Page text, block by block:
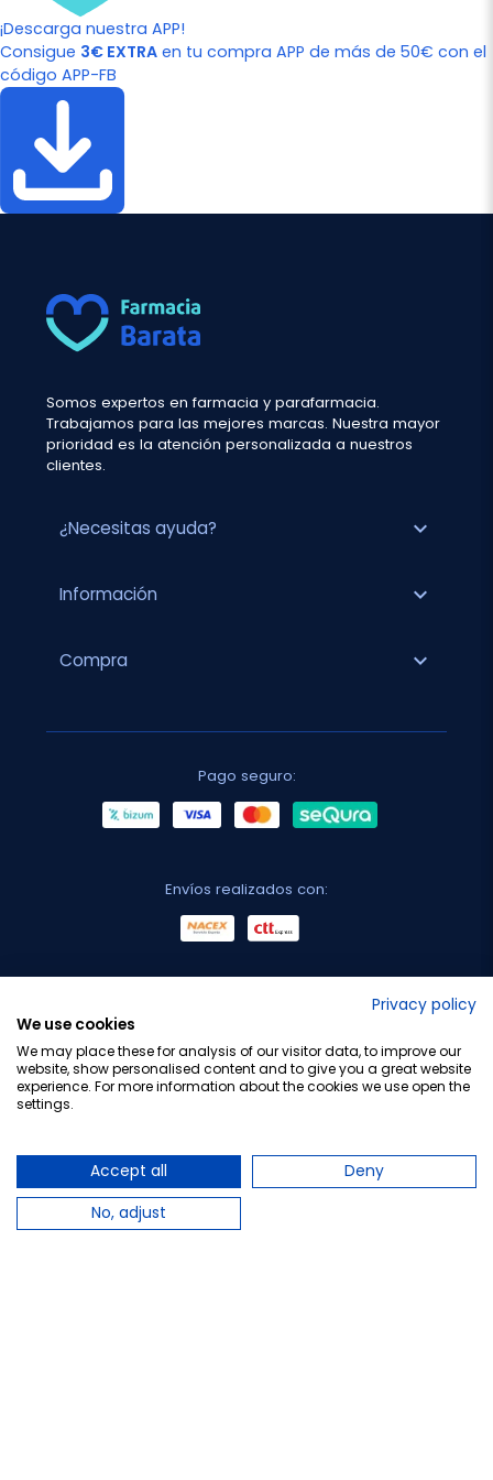
¡Descarga nuestra APP!
Consigue 3€ EXTRA en tu compra APP de más de 50€ con el
código APP-FB
Somos expertos en farmacia y parafarmacia.
Trabajamos para las mejores marcas. Nuestra mayor
prioridad es la atención personalizada a nuestros
clientes.
¿Necesitas ayuda? expand_more
Información expand_more
Compra expand_more
Pago seguro:
Envíos realizados con:
Privacy policy
We use cookies
We may place these for analysis of our visitor data, to improve our
website, show personalised content and to give you a great website
experience. For more information about the cookies we use open the
settings.
Accept all
Deny
No, adjust